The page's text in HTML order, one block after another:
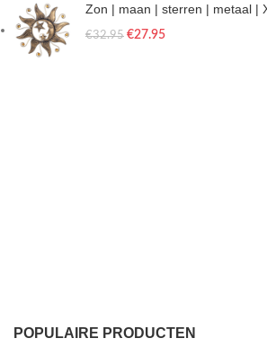
Zon | maan | sterren | metaal |
€32.95 €27.95
POPULAIRE PRODUCTEN